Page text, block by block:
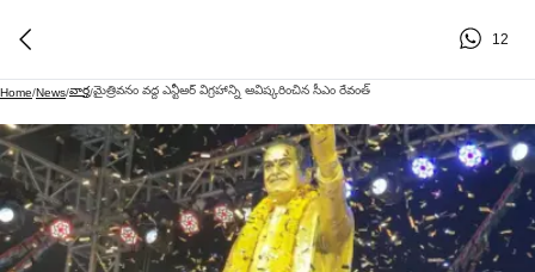
12
Home/News/వార్త/మైత్రివనం వద్ద ఎన్టీఆర్ విగ్రహాన్ని ఆవిష్కరించిన సీఎం రేవంత్